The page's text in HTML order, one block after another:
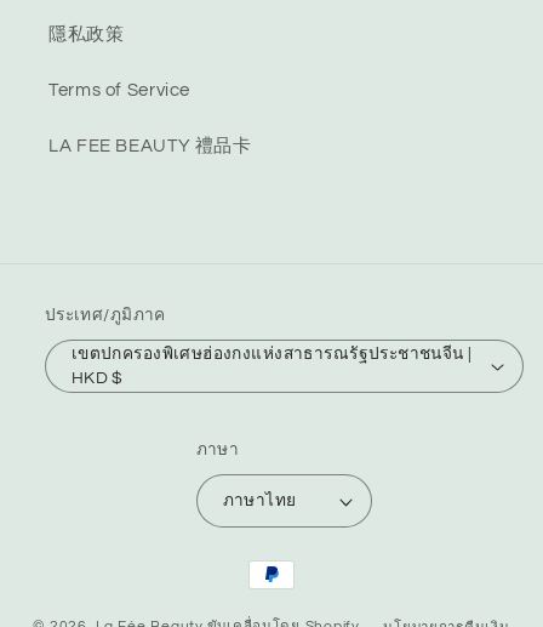
隱私政策
Terms of Service
LA FEE BEAUTY 禮品卡
ประเทศ/ภูมิภาค
เขตปกครองพิเศษฮ่องกงแห่งสาธารณรัฐประชาชนจีน |
HKD $
ภาษา
ภาษาไทย
วิธี
การ